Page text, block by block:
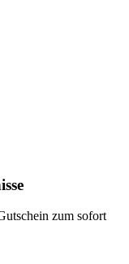
zum sofort